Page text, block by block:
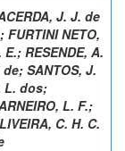
J. J. de
; FURTINI NETO,
E.; RESENDE, A.
de; SANTOS, J.
L. dos;
L. F.;
C. H. C.